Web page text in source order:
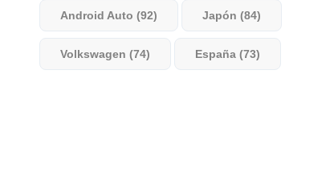
Android Auto (92) Japón (84)
Volkswagen (74) España (73)